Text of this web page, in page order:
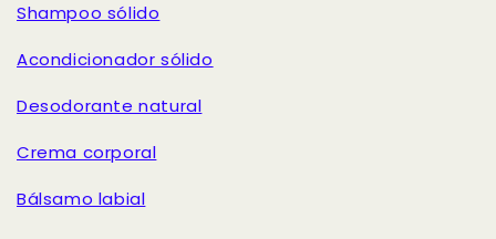
Shampoo sólido
Acondicionador sólido
Desodorante natural
Crema corporal
Bálsamo labial